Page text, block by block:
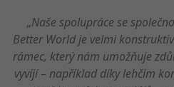
„Naše spolupráce se
Better World je velmi
rámec, který nám umožňuje
vyvíjí – například díky lehčím